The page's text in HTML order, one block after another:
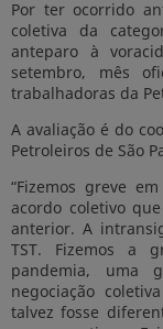
Por ter ocorrido
coletiva da
anteparo à
setembro, mês
trabalhadoras da
A avaliação é do
Petroleiros de São
“Fizemos greve
acordo coletivo
anterior. A
TST. Fizemos a
pandemia, uma
negociação
talvez fosse